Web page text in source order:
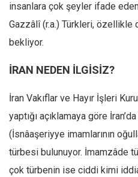
insanlara çok şeyler ifade
Gazzâlî (r.a.) Türkleri, özellikle
bekliyor.
İRAN NEDEN İLGİSİZ?
İran Vakıflar ve Hayır İşleri
yaptığı açıklamaya göre
(İsnâaşeriyye imamlarının
türbesi bulunuyor. İmamzâde
çok türbenin ise ciddi kimi